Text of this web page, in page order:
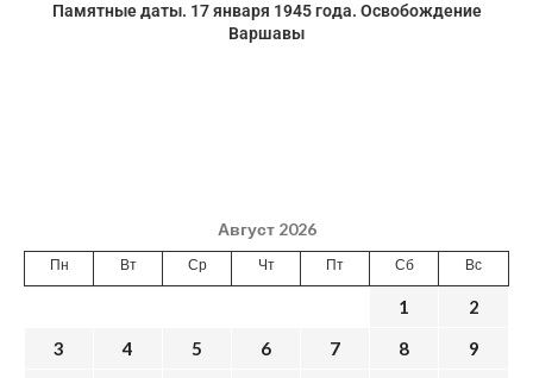
Памятные даты. 17 января 1945 года. Освобождение
Варшавы
Август 2026
Пн Вт Ср Чт Пт Сб Вс
1
2
3
4 5 6 7 8
9